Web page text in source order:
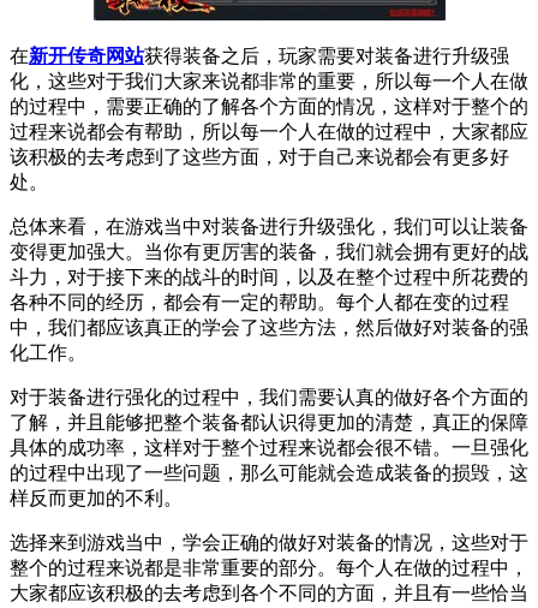
在新开传奇网站获得装备之后，玩家需要对装备进行升级强
化，这些对于我们大家来说都非常的重要，所以每一个人在做
的过程中，需要正确的了解各个方面的情况，这样对于整个的
过程来说都会有帮助，所以每一个人在做的过程中，大家都应
该积极的去考虑到了这些方面，对于自己来说都会有更多好
处。
总体来看，在游戏当中对装备进行升级强化，我们可以让装备
变得更加强大。当你有更厉害的装备，我们就会拥有更好的战
斗力，对于接下来的战斗的时间，以及在整个过程中所花费的
各种不同的经历，都会有一定的帮助。每个人都在变的过程
中，我们都应该真正的学会了这些方法，然后做好对装备的强
化工作。
对于装备进行强化的过程中，我们需要认真的做好各个方面的
了解，并且能够把整个装备都认识得更加的清楚，真正的保障
具体的成功率，这样对于整个过程来说都会很不错。一旦强化
的过程中出现了一些问题，那么可能就会造成装备的损毁，这
样反而更加的不利。
选择来到游戏当中，学会正确的做好对装备的情况，这些对于
整个的过程来说都是非常重要的部分。每个人在做的过程中，
大家都应该积极的去考虑到各个不同的方面，并且有一些恰当